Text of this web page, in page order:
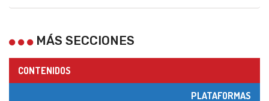
MÁS SECCIONES
CONTENIDOS
PLATAFORMAS